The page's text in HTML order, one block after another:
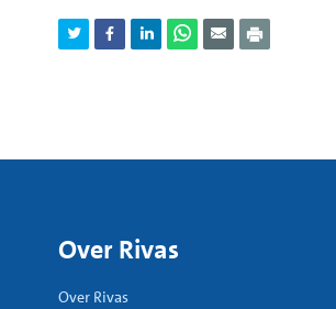
Bestralen kan niet in ons
Over Rivas
Over Rivas